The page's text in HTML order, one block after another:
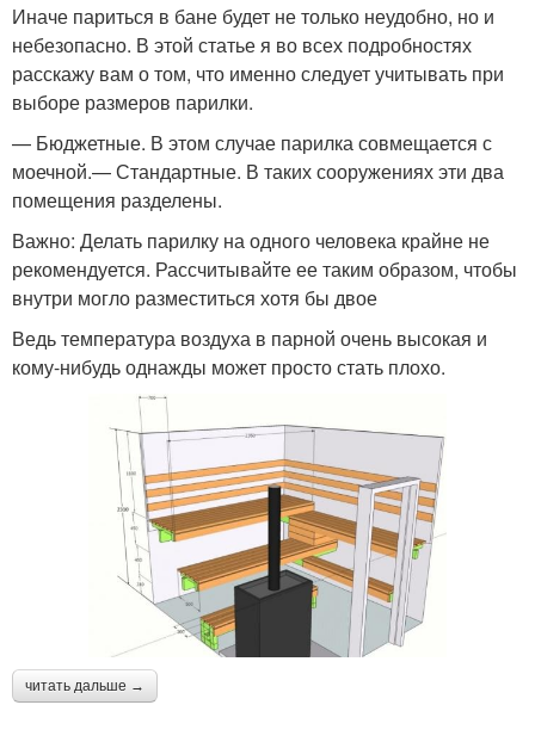
Иначе париться в бане будет не только неудобно, но и
небезопасно. В этой статье я во всех подробностях
расскажу вам о том, что именно следует учитывать при
выборе размеров парилки.
— Бюджетные. В этом случае парилка совмещается с
моечной.— Стандартные. В таких сооружениях эти два
помещения разделены.
Важно: Делать парилку на одного человека крайне не
рекомендуется. Рассчитывайте ее таким образом, чтобы
внутри могло разместиться хотя бы двое
Ведь температура воздуха в парной очень высокая и
кому-нибудь однажды может просто стать плохо.
читать дальше →